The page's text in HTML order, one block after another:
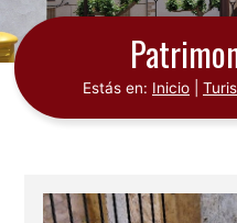
Estás en: Inicio